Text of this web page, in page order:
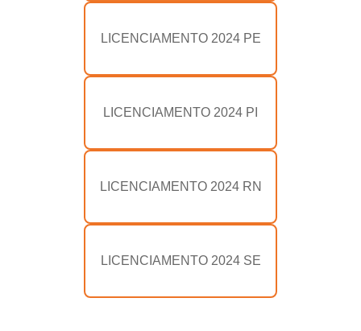
LICENCIAMENTO 2024 PE
LICENCIAMENTO 2024 PI
LICENCIAMENTO 2024 RN
LICENCIAMENTO 2024 SE